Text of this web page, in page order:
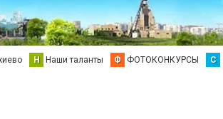
Н Наши таланты Ф ФОТОКОНКУРСЫ С